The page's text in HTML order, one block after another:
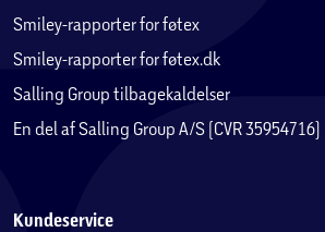
Smiley-rapporter for føtex
Smiley-rapporter for føtex.dk
Salling Group tilbagekaldelser
En del af Salling Group A/S (CVR 35954716)
Kundeservice